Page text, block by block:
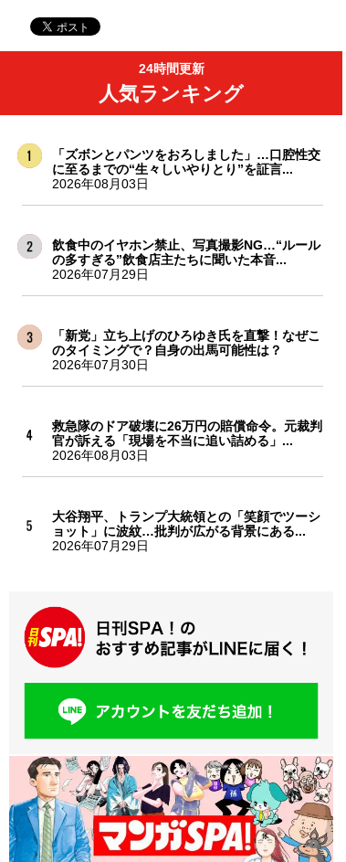
24時間更新
人気ランキング
「ズボンとパンツをおろしました」…口腔性交
に至るまでの“生々しいやりとり”を証言...
2026年08月03日
飲食中のイヤホン禁止、写真撮影NG…“ルール
の多すぎる”飲食店主たちに聞いた本音...
2026年07月29日
「新党」立ち上げのひろゆき氏を直撃！なぜこ
のタイミングで？自身の出馬可能性は？
2026年07月30日
救急隊のドア破壊に26万円の賠償命令。元裁判
官が訴える「現場を不当に追い詰める」...
2026年08月03日
大谷翔平、トランプ大統領との「笑顔でツーシ
ョット」に波紋…批判が広がる背景にある...
2026年07月29日